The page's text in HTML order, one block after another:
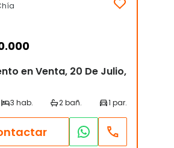
en Venta, 20 De Julio,